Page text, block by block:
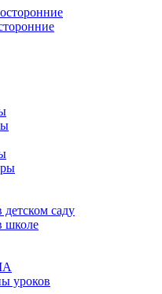
саду
школе
уроков